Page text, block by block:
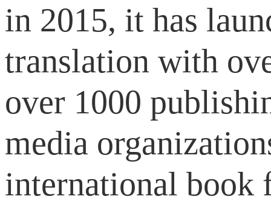
in 2015, it has
translation with
over 1000
media
international book